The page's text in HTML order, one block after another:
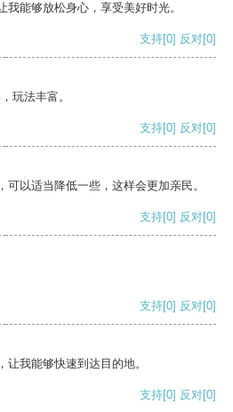
能够放松身心，享受美好时光。
支持[0] 反对[0]
玩法丰富。
支持[0] 反对[0]
以适当降低一些，这样会更加亲民。
支持[0] 反对[0]
支持[0] 反对[0]
我能够快速到达目的地。
支持[0] 反对[0]